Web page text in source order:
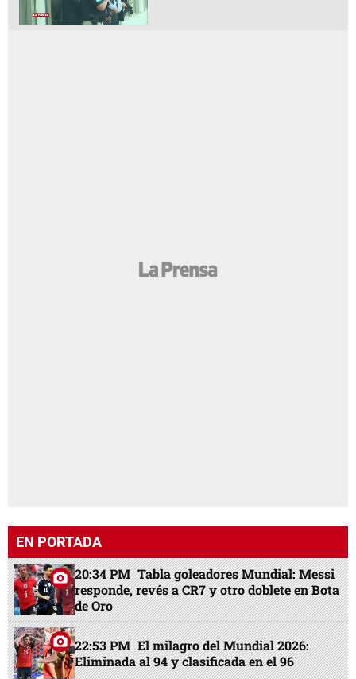
EN PORTADA
20:34 PM Tabla goleadores Mundial: Messi
responde, revés a CR7 y otro doblete en Bota
de Oro
22:53 PM El milagro del Mundial 2026:
Eliminada al 94 y clasificada en el 96